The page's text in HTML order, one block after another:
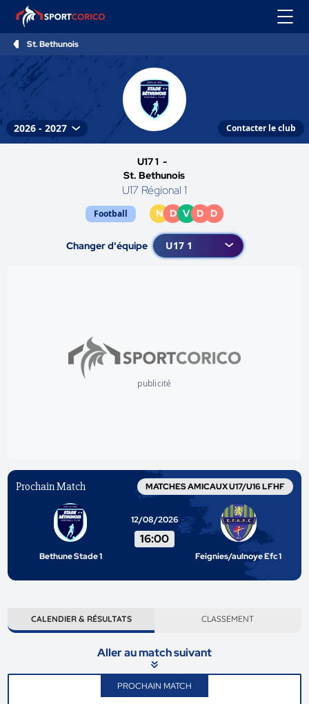
St. Bethunois
Contacter le club
U17 1 -
St. Bethunois
U17 Régional 1
Football N D V D D
Changer d'équipe
publicité
Prochain Match MATCHES AMICAUX U17/U16 LFHF
Bethune Stade 1
12/08/2026
16:00
Feignies/aulnoye Efc 1
CALENDIER & RÉSULTATS CLASSEMENT
Aller au match suivant
PROCHAIN MATCH